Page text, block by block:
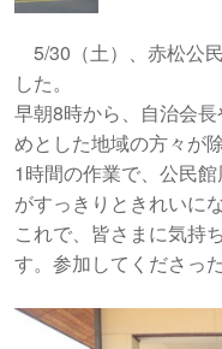
5/30（土）、赤松公
した。
早朝8時から、自治会
めとした地域の方々が
1時間の作業で、公民
がすっきりときれいに
これで、皆さまに気持
す。参加してくださっ